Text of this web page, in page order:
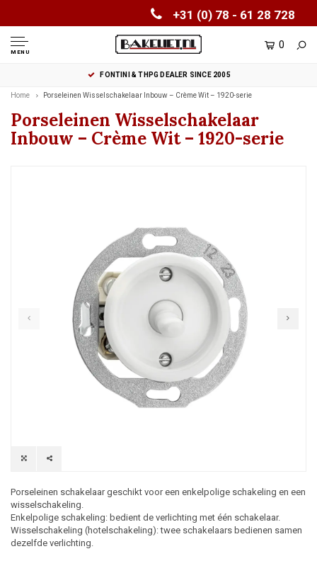
+31 (0) 78 - 61 28 728
MENU
0
FONTINI & THPG DEALER SINCE 2005
Home Porseleinen Wisselschakelaar Inbouw – Crème Wit – 1920-serie
Porseleinen Wisselschakelaar
Inbouw – Crème Wit – 1920-serie
Porseleinen schakelaar geschikt voor een enkelpolige schakeling en een
wisselschakeling.
Enkelpolige schakeling: bedient de verlichting met één schakelaar.
Wisselschakeling (hotelschakeling): twee schakelaars bedienen samen
dezelfde verlichting.